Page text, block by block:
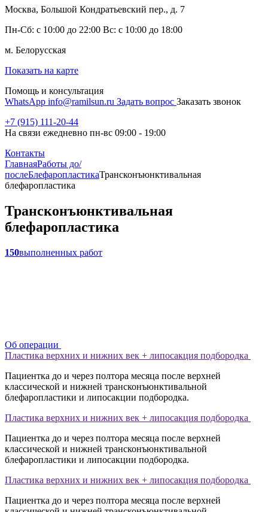
Москва, Большой Кондратьевский пер., д. 7
Пн-Сб: с 10:00 до 22:00 Вс: с 10:00 до 18:00
м. Белорусская
Показать на карте
Помощь и консультация
WhatsApp info@ramilsun.ru Задать вопрос Заказать звонок
+7 (915) 111-20-44
На связи ежедневно пн-вс 09:00 - 19:00
Контакты
ГлавнаяРаботы до/
послеБлефаропластикаТрансконъюнктивальная
блефаропластика
Трансконъюнктивальная
блефаропластика
150выполненных работ
Об операции
Пластика верхних и нижних век + липосакция подбородка
Пациентка до и через полтора месяца после верхней
классической и нижней трансконъюнктивальной
блефаропластики и липосакции подбородка.
Пластика верхних и нижних век + липосакция подбородка
Пациентка до и через полтора месяца после верхней
классической и нижней трансконъюнктивальной
блефаропластики и липосакции подбородка.
Пластика верхних и нижних век + липосакция подбородка
Пациентка до и через полтора месяца после верхней